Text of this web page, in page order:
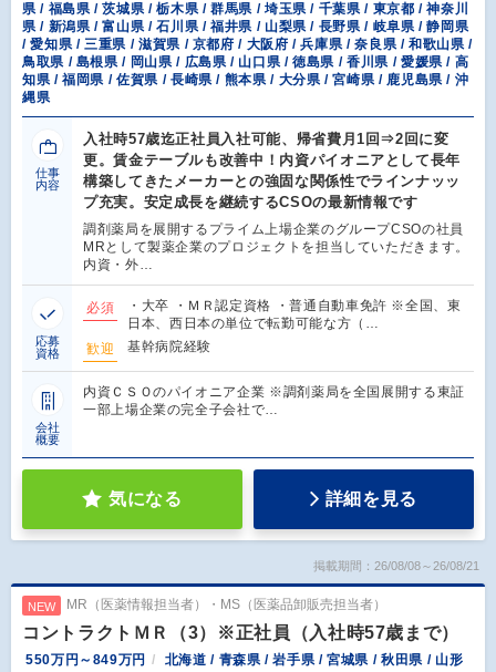
県 / 福島県 / 茨城県 / 栃木県 / 群馬県 / 埼玉県 / 千葉県 / 東京都 / 神奈川
県 / 新潟県 / 富山県 / 石川県 / 福井県 / 山梨県 / 長野県 / 岐阜県 / 静岡県
/ 愛知県 / 三重県 / 滋賀県 / 京都府 / 大阪府 / 兵庫県 / 奈良県 / 和歌山県 /
鳥取県 / 島根県 / 岡山県 / 広島県 / 山口県 / 徳島県 / 香川県 / 愛媛県 / 高
知県 / 福岡県 / 佐賀県 / 長崎県 / 熊本県 / 大分県 / 宮崎県 / 鹿児島県 / 沖
縄県
仕事
内容
入社時57歳迄正社員入社可能、帰省費月1回⇒2回に変
更。賃金テーブルも改善中！内資パイオニアとして長年
構築してきたメーカーとの強固な関係性でラインナッッ
プ充実。安定成長を継続するCSOの最新情報です
調剤薬局を展開するプライム上場企業のグループCSOの社員
MRとして製薬企業のプロジェクトを担当していただきます。
内資・外…
応募
資格
必須
・大卒 ・ＭＲ認定資格 ・普通自動車免許 ※全国、東
日本、西日本の単位で転勤可能な方（…
歓迎
基幹病院経験
会社
概要
内資ＣＳＯのパイオニア企業 ※調剤薬局を全国展開する東証
一部上場企業の完全子会社で…
気になる 詳細を見る
掲載期間：26/08/08～26/08/21
NEW MR（医薬情報担当者）・MS（医薬品卸販売担当者）
コントラクトＭＲ（3）※正社員（入社時57歳まで）
550万円～849万円
北海道 / 青森県 / 岩手県 / 宮城県 / 秋田県 / 山形